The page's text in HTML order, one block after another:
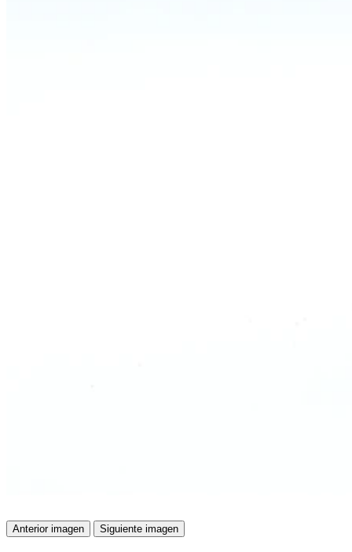
Anterior imagen Siguiente imagen